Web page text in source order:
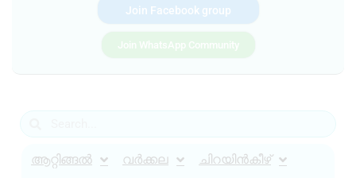
Join Facebook group
Join WhatsApp Community
ആറ്റിങ്ങൽ വർക്കല ചിറയിൻകീഴ്